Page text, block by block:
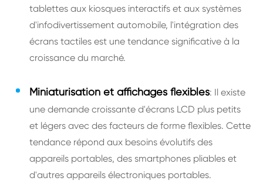
tablettes aux kiosques interactifs et aux systèmes
d'infodivertissement automobile, l'intégration des
écrans tactiles est une tendance significative à la
croissance du marché.
Miniaturisation et affichages flexibles: Il existe
une demande croissante d'écrans LCD plus petits
et légers avec des facteurs de forme flexibles. Cette
tendance répond aux besoins évolutifs des
appareils portables, des smartphones pliables et
d'autres appareils électroniques portables.